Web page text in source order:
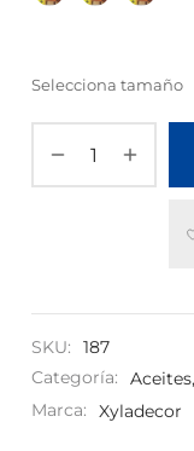
Selecciona tamaño
SKU:
187
Categoría:
Marca:
Xyladecor